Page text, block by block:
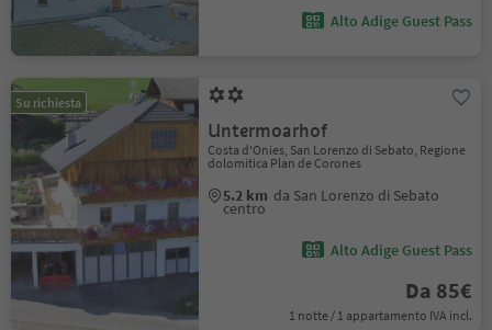
Alto Adige Guest Pass
Su richiesta
Untermoarhof
Costa d'Onies, San Lorenzo di Sebato, Regione
dolomitica Plan de Corones
5.2 km da San Lorenzo di Sebato
centro
Alto Adige Guest Pass
Da 85€
1 notte / 1 appartamento IVA incl.